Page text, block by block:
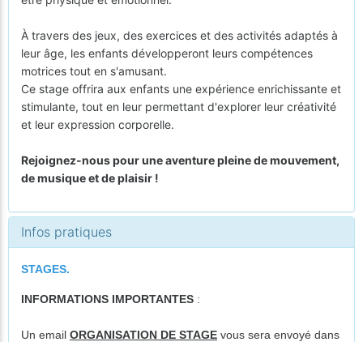
À travers des jeux, des exercices et des activités adaptés à
leur âge, les enfants développeront leurs compétences
motrices tout en s'amusant.
Ce stage offrira aux enfants une expérience enrichissante et
stimulante, tout en leur permettant d'explorer leur créativité
et leur expression corporelle.
Rejoignez-nous pour une aventure pleine de mouvement,
de musique et de plaisir !
Infos pratiques
STAGES.
INFORMATIONS IMPORTANTES :
Un email ORGANISATION DE STAGE vous sera envoyé dans